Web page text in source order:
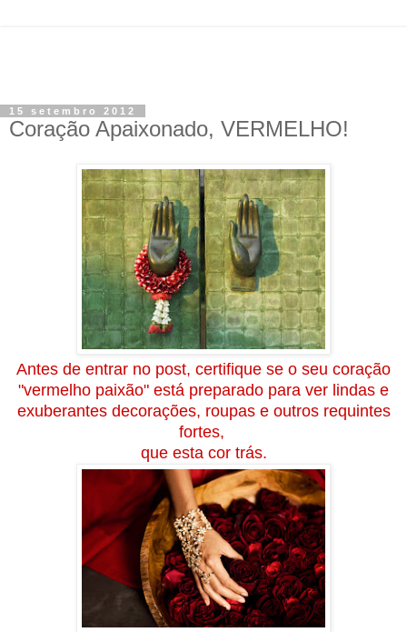
15 setembro 2012
Coração Apaixonado, VERMELHO!
Antes de entrar no post, certifique se o seu coração
"vermelho paixão" está preparado para ver lindas e
exuberantes decorações, roupas e outros requintes
fortes,
que esta cor trás.